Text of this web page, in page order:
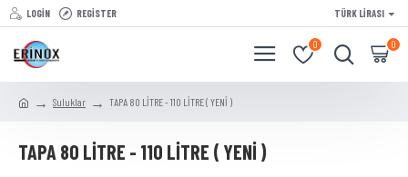
LOGIN REGISTER TÜRK LIRASI
0 0
Suluklar TAPA 80 LİTRE - 110 LİTRE ( YENİ )
TAPA 80 LİTRE - 110 LİTRE ( YENİ )